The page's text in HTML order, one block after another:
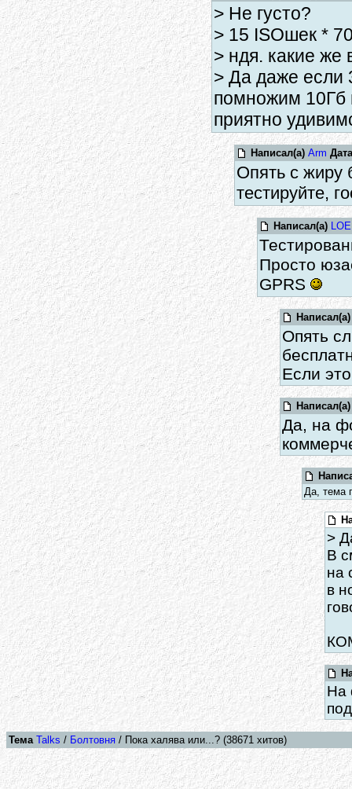
> Не густо?
> 15 ISOшек *
> ндя. какие
> Да даже если
помножим 10Гб
приятно
Написал(а) Arm Дата
Опять с жиру
тестируйте,
Написал(а) LOE
Просто
GPRS
Написал(а)
Опять
Если
Написал(а)
Да, на
Да, тема
>
В
на
в
На
Тема Talks / Болтовня / Пока халява или...? (38671 хитов)